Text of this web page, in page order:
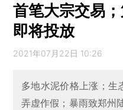
首笔大宗交易
即将投放
2021年07月22日 10:26
多地水泥价格上涨；生
弄虚作假；暴雨致郑州